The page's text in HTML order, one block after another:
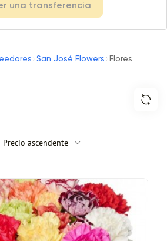
una transferencia
San José Flowers Flores
Precio ascendente